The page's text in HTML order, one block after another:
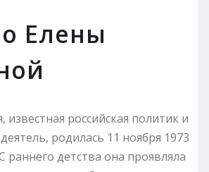
Елены
известная российская политик и
родилась 11 ноября 1973
раннего детства она проявляла